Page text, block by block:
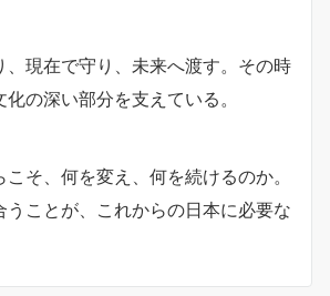
、現在で守り、未来へ渡す。その時
の深い部分を支えている。
そ、何を変え、何を続けるのか。
うことが、これからの日本に必要な